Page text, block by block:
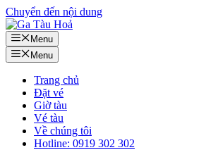
Chuyển đến nội dung
Menu
Menu
Trang chủ
Đặt vé
Giờ tàu
Vé tàu
Về chúng tôi
Hotline: 0919 302 302